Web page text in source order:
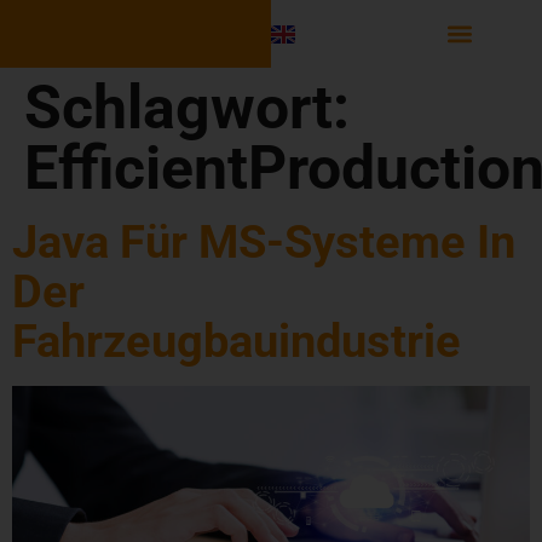
Schlagwort:
Java Für MS-Systeme In
Der
Fahrzeugbauindustrie